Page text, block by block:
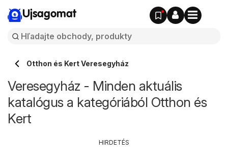
Ujsagomat
Otthon és Kert Veresegyház
Veresegyház - Minden aktuális
katalógus a kategóriából Otthon és
Kert
HIRDETÉS